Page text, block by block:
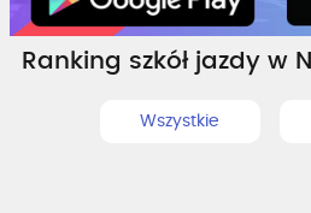
Ranking szkół jazdy w
Wszystkie